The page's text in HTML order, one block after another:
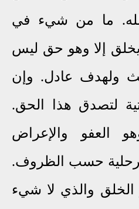
ما من شيء في
إلا وهو حق ليس
ولهدف عادل. وإن
لتصدق هذا الحق.
العفو والإعراض
حسب الظروف.
الخلق والذي لا شيء